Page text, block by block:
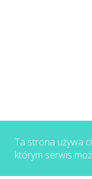
Ta strona używa
którym serwis